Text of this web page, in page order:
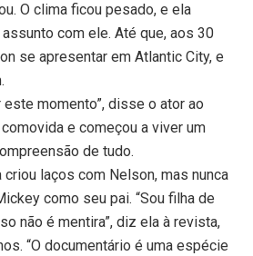
O clima ficou pesado, e ela
com ele. Até que, aos 30
se apresentar em Atlantic City, e
momento”, disse o ator ao
e começou a viver um
de tudo.
laços com Nelson, mas nunca
como seu pai. “Sou filha de
não é mentira”, diz ela à revista,
“O documentário é uma espécie